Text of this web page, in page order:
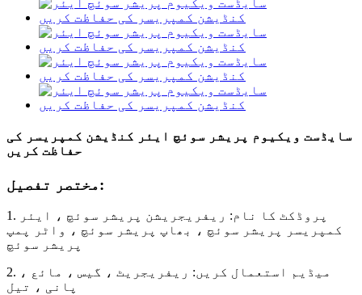
سایڈست ویکیوم پریشر سوئچ ایئر کنڈیشن کمپریسر کی
حفاظت کریں
مختصر تفصیل:
1. پروڈکٹ کا نام: ریفریجریشن پریشر سوئچ ، ایئر
کمپریسر پریشر سوئچ ، بھاپ پریشر سوئچ ، واٹر پمپ
پریشر سوئچ
2. میڈیم استعمال کریں: ریفریجریٹ ، گیس ، مائع ،
پانی ، تیل